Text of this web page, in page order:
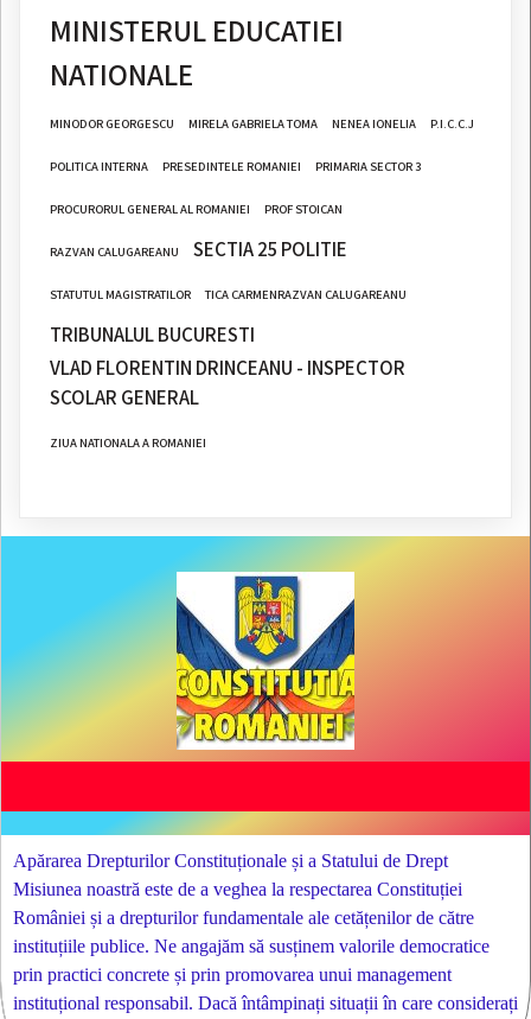
MINISTERUL EDUCATIEI
NATIONALE
MINODOR GEORGESCU MIRELA GABRIELA TOMA NENEA IONELIA P.I.C.C.J
POLITICA INTERNA PRESEDINTELE ROMANIEI PRIMARIA SECTOR 3
PROCURORUL GENERAL AL ROMANIEI PROF STOICAN
RAZVAN CALUGAREANU SECTIA 25 POLITIE
STATUTUL MAGISTRATILOR TICA CARMENRAZVAN CALUGAREANU
TRIBUNALUL BUCURESTI
VLAD FLORENTIN DRINCEANU - INSPECTOR
SCOLAR GENERAL
ZIUA NATIONALA A ROMANIEI
Apărarea Drepturilor Constituționale și a Statului de Drept
Misiunea noastră este de a veghea la respectarea Constituției
României și a drepturilor fundamentale ale cetățenilor de către
instituțiile publice. Ne angajăm să susținem valorile democratice
prin practici concrete și prin promovarea unui management
instituțional responsabil. Dacă întâmpinați situații în care considerați